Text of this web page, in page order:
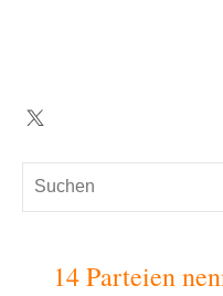
Suchen
Twitter
14 Parteien